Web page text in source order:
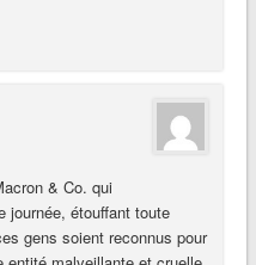
& Co. qui
journée, étouffant toute
gens soient reconnus pour